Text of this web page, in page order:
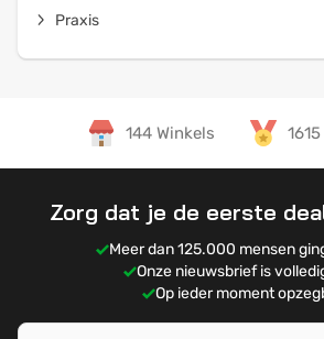
Praxis
144 Winkels
Zorg dat je de eerste
Meer dan 125.000 mensen
Onze nieuwsbrief is
Op ieder moment